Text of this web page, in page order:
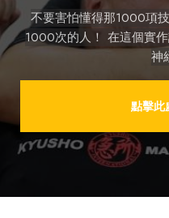
不要害怕懂得那1000項
1000次的人！ 在這個實
神
點擊此